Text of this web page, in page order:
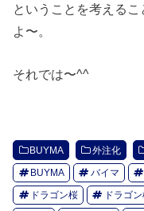
ということを考える
よ〜。
それでは〜^^
BUYMA 外注化
BUYMA バイマ
ドラゴン桜 ドラゴン